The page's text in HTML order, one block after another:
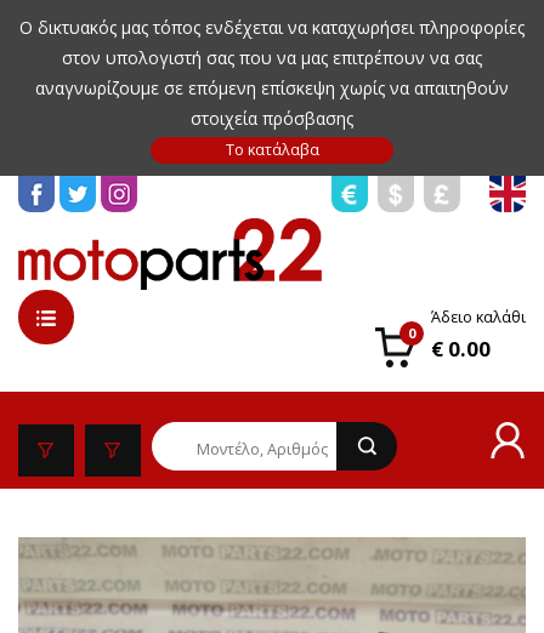
Ο δικτυακός μας τόπος ενδέχεται να καταχωρήσει πληροφορίες
στον υπολογιστή σας που να μας επιτρέπουν να σας
αναγνωρίζουμε σε επόμενη επίσκεψη χωρίς να απαιτηθούν
στοιχεία πρόσβασης
0
Άδειο καλάθι
€ 0.00